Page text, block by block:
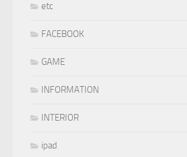
etc
FACEBOOK
GAME
INFORMATION
INTERIOR
ipad